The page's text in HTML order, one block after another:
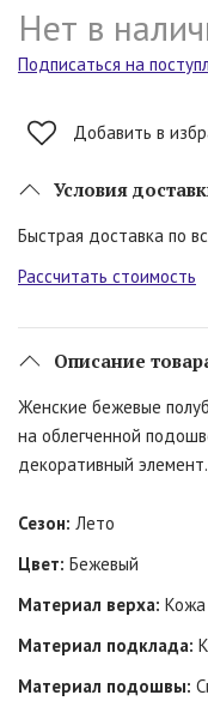
Нет в
Подписаться на
Добавить в
Условия
Быстрая доставка по
Рассчитать стоимость
Описание
Женские бежевые
на облегченной
декоративный элемент.
Сезон: Лето
Цвет: Бежевый
Материал верха: Кожа
Материал подклада:
Материал подошвы: